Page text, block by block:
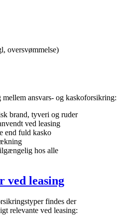
oversvømmelse)
ansvars- og kaskoforsikring:
brand, tyveri og ruder
ved leasing
end fuld kasko
hos alle
ved leasing
findes der
relevante ved leasing: